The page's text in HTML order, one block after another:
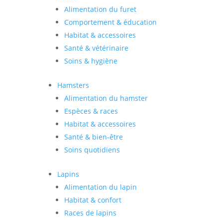
Alimentation du furet
Comportement & éducation
Habitat & accessoires
Santé & vétérinaire
Soins & hygiène
Hamsters
Alimentation du hamster
Espèces & races
Habitat & accessoires
Santé & bien-être
Soins quotidiens
Lapins
Alimentation du lapin
Habitat & confort
Races de lapins